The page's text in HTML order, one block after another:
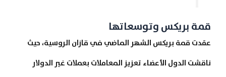
قمة بريكس وتوسعاتها
عقدت قمة بريكس الشهر الماضي في قازان الروسية، حيث
ناقشت الدول الأعضاء تعزيز المعاملات بعملات غير الدولار